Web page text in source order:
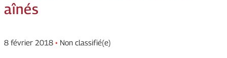
aînés
8 février 2018 • Non classifié(e)